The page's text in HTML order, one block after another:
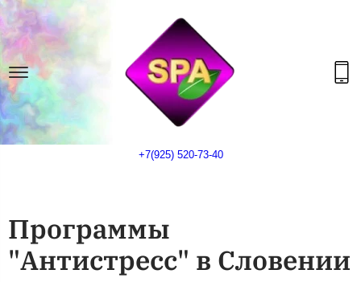
+7(925) 520-73-40
Программы
"Антистресс" в Словении